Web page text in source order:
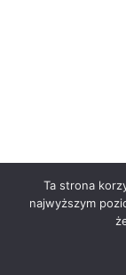
Ta strona
najwyższym